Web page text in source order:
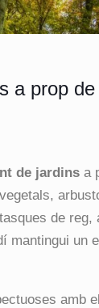
a prop
de jardins a
de reg,
mantingui un
amb